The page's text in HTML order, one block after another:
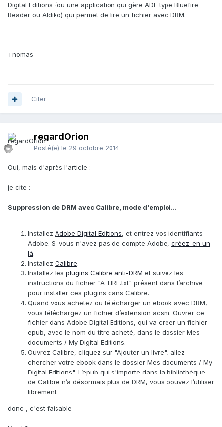
Digital Editions (ou une application qui gère ADE type Bluefire
Reader ou Aldiko) qui permet de lire un fichier avec DRM.
Thomas
Citer
regardOrion
Posté(e) le 29 octobre 2014
Oui, mais d'après l'article :
je cite :
Suppression de DRM avec Calibre, mode d'emploi...
Installez Adobe Digital Editions, et entrez vos identifiants
Adobe. Si vous n'avez pas de compte Adobe, créez-en un
là.
Installez Calibre.
Installez les plugins Calibre anti-DRM et suivez les
instructions du fichier "A-LIRE.txt" présent dans l’archive
pour installer ces plugins dans Calibre.
Quand vous achetez ou télécharger un ebook avec DRM,
vous téléchargez un fichier d’extension acsm. Ouvrer ce
fichier dans Adobe Digital Editions, qui va créer un fichier
epub, avec le nom du titre acheté, dans le dossier Mes
documents / My Digital Editions.
Ouvrez Calibre, cliquez sur "Ajouter un livre", allez
chercher votre ebook dans le dossier Mes documents / My
Digital Editions". L’epub qui s'importe dans la bibliothèque
de Calibre n’a désormais plus de DRM, vous pouvez l’utiliser
librement.
donc , c'est faisable